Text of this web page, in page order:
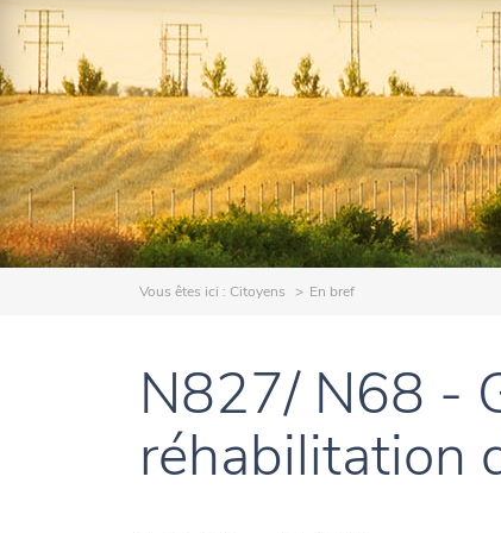
Vous êtes ici : Citoyens En bref
N827/ N68 -
réhabilitation